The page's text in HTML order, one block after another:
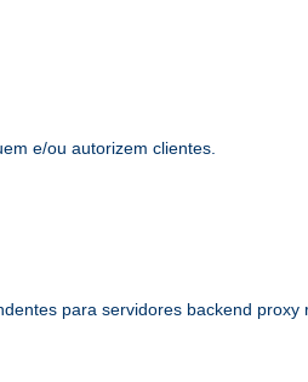
e/ou autorizem clientes.
para servidores backend proxy